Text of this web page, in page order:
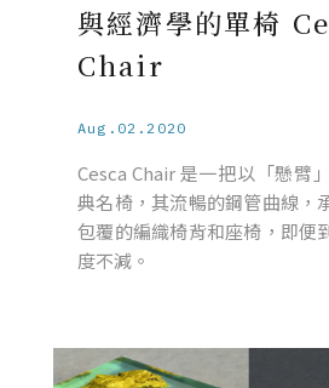
與經濟學的單椅
Chair
Aug.02.2020
Cesca Chair 是一把以「懸臂
典名椅，其流暢的鋼管曲線，
包覆的編織椅背和座椅，即便
度不減。